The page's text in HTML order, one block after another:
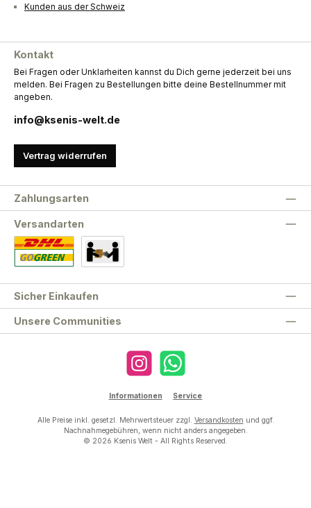
Kunden aus der Schweiz
Kontakt
Bei Fragen oder Unklarheiten kannst du Dich gerne jederzeit bei uns
melden. Bei Fragen zu Bestellungen bitte deine Bestellnummer mit
angeben.
info@ksenis-welt.de
Vertrag widerrufen
Unsere Communities
Zahlungsarten
Versandarten
Sicher Einkaufen
Instagram WhatsApp
Informationen Service
Alle Preise inkl. gesetzl. Mehrwertsteuer zzgl. Versandkosten und ggf.
Nachnahmegebühren, wenn nicht anders angegeben.
© 2026 Ksenis Welt - All Rights Reserved.